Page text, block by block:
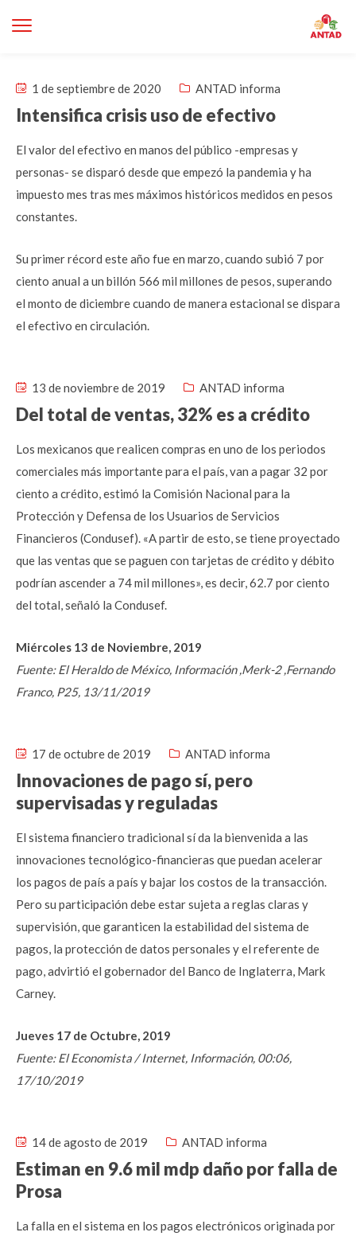
1 de septiembre de 2020 ANTAD informa
Intensifica crisis uso de efectivo
El valor del efectivo en manos del público -empresas y
personas- se disparó desde que empezó la pandemia y ha
impuesto mes tras mes máximos históricos medidos en pesos
constantes.
Su primer récord este año fue en marzo, cuando subió 7 por
ciento anual a un billón 566 mil millones de pesos, superando
el monto de diciembre cuando de manera estacional se dispara
el efectivo en circulación.
13 de noviembre de 2019 ANTAD informa
Del total de ventas, 32% es a crédito
Los mexicanos que realicen compras en uno de los periodos
comerciales más importante para el país, van a pagar 32 por
ciento a crédito, estimó la Comisión Nacional para la
Protección y Defensa de los Usuarios de Servicios
Financieros (Condusef). «A partir de esto, se tiene proyectado
que las ventas que se paguen con tarjetas de crédito y débito
podrían ascender a 74 mil millones», es decir, 62.7 por ciento
del total, señaló la Condusef.
Miércoles 13 de Noviembre, 2019
Fuente: El Heraldo de México, Información ,Merk-2 ,Fernando
Franco, P25, 13/11/2019
17 de octubre de 2019 ANTAD informa
Innovaciones de pago sí, pero
supervisadas y reguladas
El sistema financiero tradicional sí da la bienvenida a las
innovaciones tecnológico-financieras que puedan acelerar
los pagos de país a país y bajar los costos de la transacción.
Pero su participación debe estar sujeta a reglas claras y
supervisión, que garanticen la estabilidad del sistema de
pagos, la protección de datos personales y el referente de
pago, advirtió el gobernador del Banco de Inglaterra, Mark
Carney.
Jueves 17 de Octubre, 2019
Fuente: El Economista / Internet, Información, 00:06,
17/10/2019
14 de agosto de 2019 ANTAD informa
Estiman en 9.6 mil mdp daño por falla de
Prosa
La falla en el sistema en los pagos electrónicos originada por